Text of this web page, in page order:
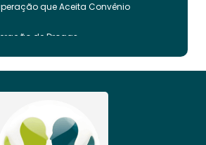
que Aceita Convênio
de Drogas
de Dependentes Químicos
de Drogas Pelo Bradesco
que Aceita Convenio
Involuntaria
de Drogas Feminina